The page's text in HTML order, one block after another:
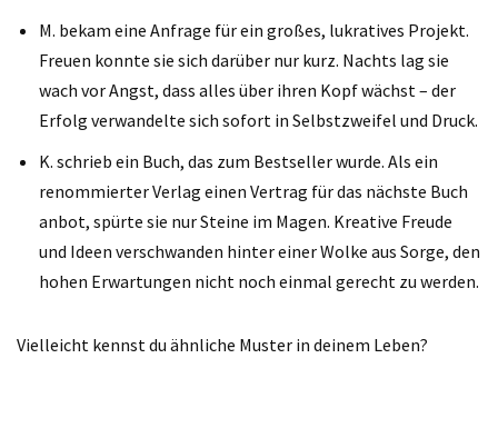
M. bekam eine Anfrage für ein großes, lukratives Projekt.
Freuen konnte sie sich darüber nur kurz. Nachts lag sie
wach vor Angst, dass alles über ihren Kopf wächst – der
Erfolg verwandelte sich sofort in Selbstzweifel und Druck.
K. schrieb ein Buch, das zum Bestseller wurde. Als ein
renommierter Verlag einen Vertrag für das nächste Buch
anbot, spürte sie nur Steine im Magen. Kreative Freude
und Ideen verschwanden hinter einer Wolke aus Sorge, den
hohen Erwartungen nicht noch einmal gerecht zu werden.
Vielleicht kennst du ähnliche Muster in deinem Leben?